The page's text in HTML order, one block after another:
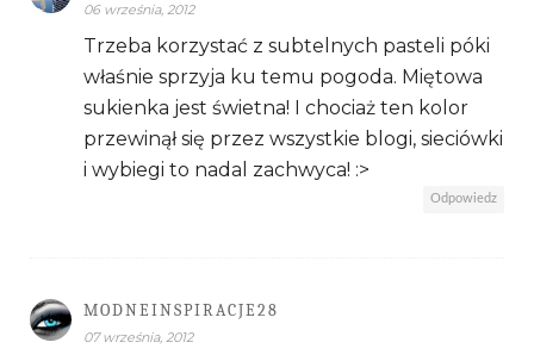
06 września, 2012
Trzeba korzystać z subtelnych pasteli póki
właśnie sprzyja ku temu pogoda. Miętowa
sukienka jest świetna! I chociaż ten kolor
przewinął się przez wszystkie blogi, sieciówki
i wybiegi to nadal zachwyca! :>
Odpowiedz
MODNEINSPIRACJE28
07 września, 2012